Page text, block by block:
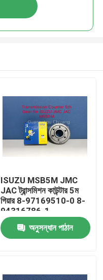
ISUZU MSB5M JMC
JAC ট্রান্সমিশন কাউন্টার 5ম
গিয়ার 8-97169510-0 8-
94316786-1
অনুসন্ধান পাঠান